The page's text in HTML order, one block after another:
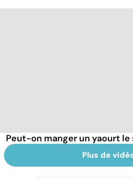
Peut-on manger un yaourt le
Plus de